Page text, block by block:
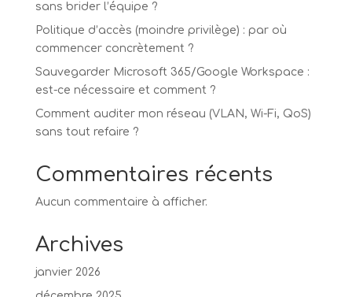
sans brider l’équipe ?
Politique d’accès (moindre privilège) : par où
commencer concrètement ?
Sauvegarder Microsoft 365/Google Workspace :
est-ce nécessaire et comment ?
Comment auditer mon réseau (VLAN, Wi-Fi, QoS)
sans tout refaire ?
Commentaires récents
Aucun commentaire à afficher.
Archives
janvier 2026